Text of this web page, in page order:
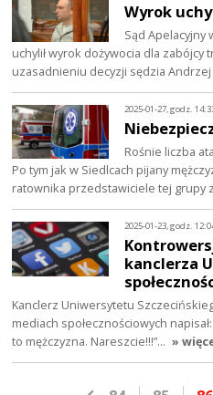
Wyrok
Sąd Apelacyjny
uchylił wyrok dożywocia dla zabójcy
uzasadnieniu decyzji sędzia
2025-01-27, godz.
Rośnie liczba
Po tym jak w Siedlcach pijany
ratownika przedstawiciele tej grupy
2025-01-23, godz.
kanclerza
Kanclerz Uniwersytetu
mediach społecznościowych
to mężczyzna. Nareszcie!!!”… »